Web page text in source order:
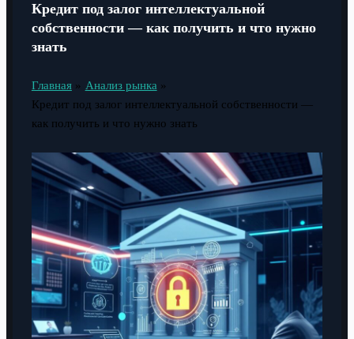
Кредит под залог интеллектуальной
собственности — как получить и что нужно
знать
Главная
Анализ рынка
Кредит под залог интеллектуальной собственности —
как получить и что нужно знать